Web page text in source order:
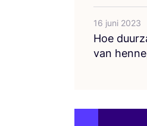
16 juni 2023
Hoe
van